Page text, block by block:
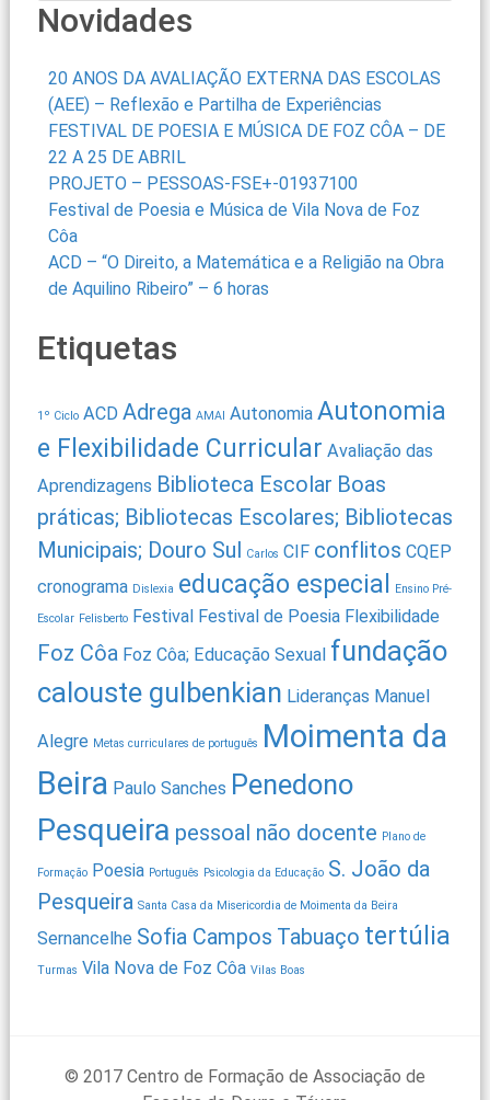
Novidades
20 ANOS DA AVALIAÇÃO EXTERNA DAS ESCOLAS
(AEE) – Reflexão e Partilha de Experiências
FESTIVAL DE POESIA E MÚSICA DE FOZ CÔA – DE
22 A 25 DE ABRIL
PROJETO – PESSOAS-FSE+-01937100
Festival de Poesia e Música de Vila Nova de Foz
Côa
ACD – “O Direito, a Matemática e a Religião na Obra
de Aquilino Ribeiro” – 6 horas
Etiquetas
1º Ciclo ACD Adrega AMAI Autonomia Autonomia
e Flexibilidade Curricular Avaliação das
Aprendizagens Biblioteca Escolar Boas
práticas; Bibliotecas Escolares; Bibliotecas
Municipais; Douro Sul
Carlos CIF conflitos CQEP
cronograma Dislexia educação especial Ensino Pré-
Escolar Felisberto Festival Festival de Poesia Flexibilidade
Foz Côa Foz Côa; Educação Sexual fundação
calouste gulbenkian Lideranças Manuel
Alegre Metas curriculares de português Moimenta da
Beira Paulo Sanches Penedono
Pesqueira pessoal não docente Plano de
Formação Poesia Português Psicologia da Educação S. João da
Pesqueira Santa Casa da Misericordia de Moimenta da Beira
Sernancelhe Sofia Campos Tabuaço tertúlia
Turmas Vila Nova de Foz Côa Vilas Boas
© 2017 Centro de Formação de Associação de